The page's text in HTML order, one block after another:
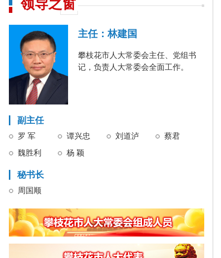
领导之窗
主任：林建国
攀枝花市人大常委会主任、党组书
记，负责人大常委会全面工作。
副主任
罗 军 谭兴忠 刘道泸
蔡君
魏胜利
杨 颖
秘书长
周国顺